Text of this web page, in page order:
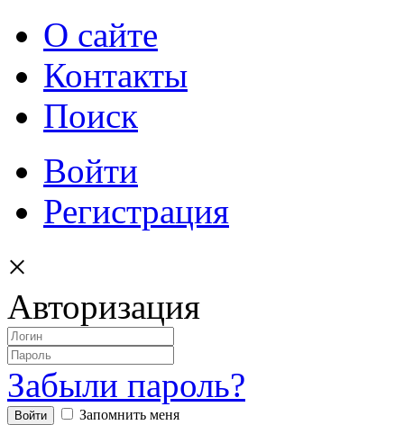
О сайте
Контакты
Поиск
Войти
Регистрация
×
Авторизация
Забыли пароль?
Запомнить меня